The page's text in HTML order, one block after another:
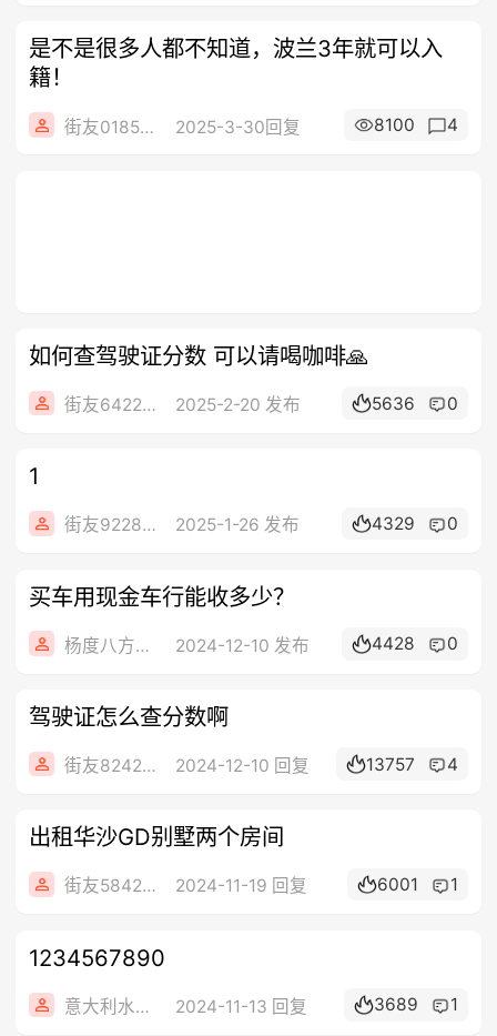
是不是很多人都不知道，波兰3年就可以入
籍！
街友01858288 2025-3-30回复 8100 4
如何查驾驶证分数 可以请喝咖啡🙏
街友64225771 2025-2-20 发布 5636 0
1
街友92286894 2025-1-26 发布 4329 0
买车用现金车行能收多少？
杨度八方来财 2024-12-10 发布 4428 0
驾驶证怎么查分数啊
街友82423142 2024-12-10 回复 13757 4
出租华沙GD别墅两个房间
街友58422182 2024-11-19 回复 6001 1
1234567890
意大利水电工 2024-11-13 回复 3689 1